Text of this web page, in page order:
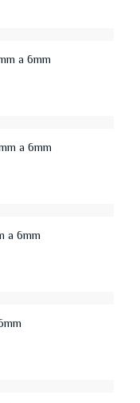
a 6mm
a 6mm
a 6mm